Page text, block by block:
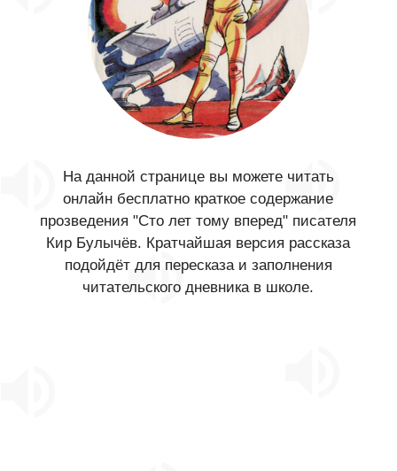
На данной странице вы можете читать
онлайн бесплатно краткое содержание
прозведения "Сто лет тому вперед" писателя
Кир Булычёв. Кратчайшая версия рассказа
подойдёт для пересказа и заполнения
читательского дневника в школе.